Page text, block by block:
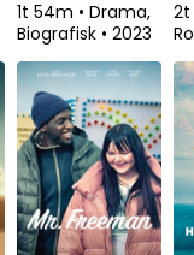
1t 54m • Drama,
Biografisk • 2023
2t